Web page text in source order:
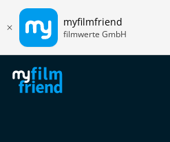
myfilmfriend
filmwerte GmbH